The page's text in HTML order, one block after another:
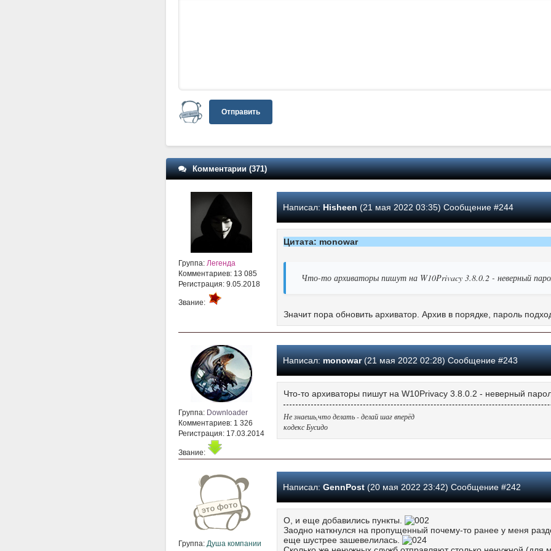
Отправить
Комментарии (371)
Группа: Легенда
Комментариев: 13 085
Регистрация: 9.05.2018
Звание:
Написал: Hisheen(21 мая 2022 03:35) Сообщение #244
Цитата: monowar
Что-то архиваторы пишут на W10Privacy 3.8.0.2 - неверный
Значит пора обновить архиватор. Архив в порядке, пароль
Группа: Downloader
Комментариев: 1 326
Регистрация: 17.03.2014
Звание:
Написал: monowar(21 мая 2022 02:28) Сообщение #243
Что-то архиваторы пишут на W10Privacy 3.8.0.2 - неверный
Не знаешь,что делать - делай шаг вперёд
кодекс Бусидо
Группа: Душа компании
Написал: GennPost(20 мая 2022 23:42) Сообщение #242
О, и еще добавились пункты.
Заодно наткнулся на пропущенный почему-то ранее у меня
еще шустрее зашевелилась.